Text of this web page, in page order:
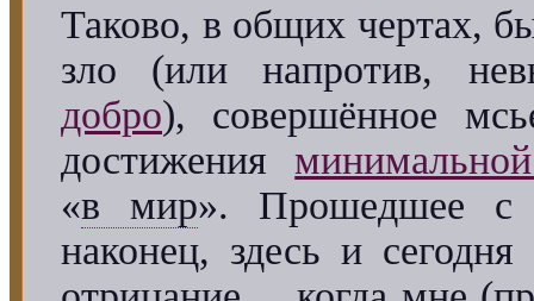
Таково, в общих чертах,
зло (или напротив,
добро), совершённое
достижения
«в мир». Прошедшее
наконец, здесь и